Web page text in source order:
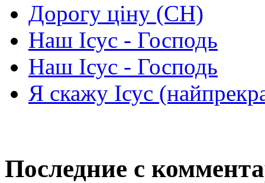
Дорогу ціну (СН)
Наш Ісус - Господь
Наш Ісус - Господь
Я скажу Ісус
Последние с